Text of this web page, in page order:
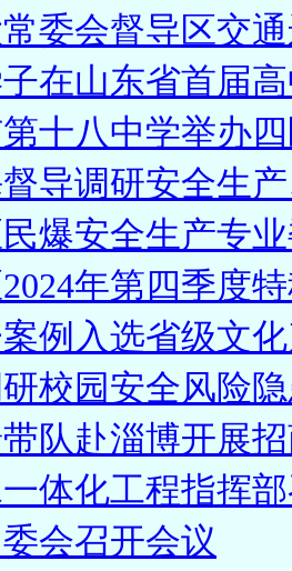
委会督导区交
在山东省首届
十八中学举办
导调研安全生
爆安全生产专
年第四季度
例入选省级文
校园安全风险
队赴淄博开展
体化工程指挥
会召开会议